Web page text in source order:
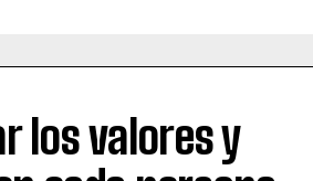
los valores y